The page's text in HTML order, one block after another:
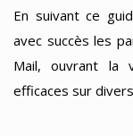
En suivant ce
avec succès les
Mail, ouvrant la
efficaces sur